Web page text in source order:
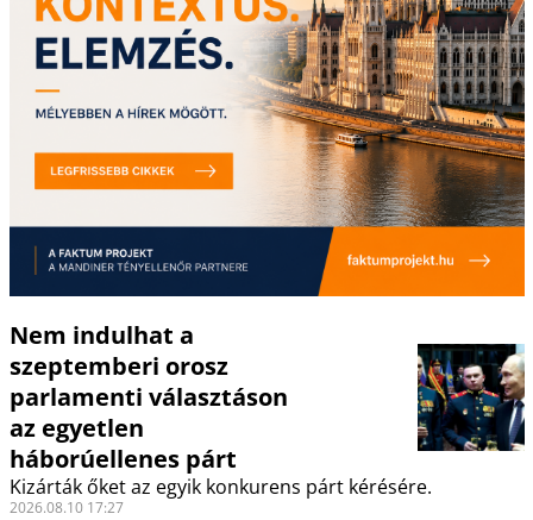
Nem indulhat a
szeptemberi orosz
parlamenti választáson
az egyetlen
háborúellenes párt
Kizárták őket az egyik konkurens párt kérésére.
2026.08.10 17:27